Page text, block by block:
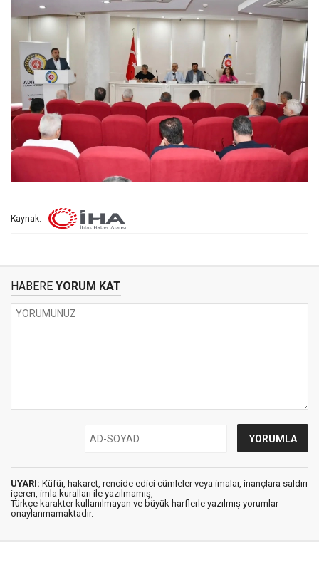
Kaynak:
HABERE YORUM KAT
UYARI: Küfür, hakaret, rencide edici cümleler veya imalar, inançlara saldırı
içeren, imla kuralları ile yazılmamış,
Türkçe karakter kullanılmayan ve büyük harflerle yazılmış yorumlar
onaylanmamaktadır.